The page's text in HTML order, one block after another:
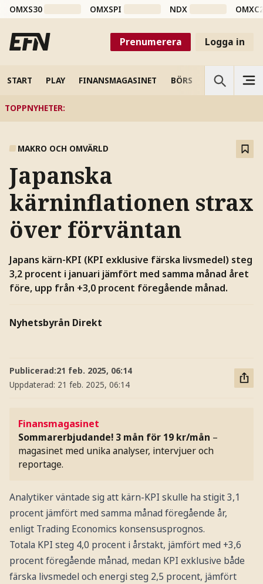
OMXS30 OMXSPI NDX
Prenumerera Logga in
START PLAY FINANSMAGASINET BÖRS VETENSKAP
TOPPNYHETER:
MAKRO OCH OMVÄRLD
Japanska
kärninflationen strax
över förväntan
Japans kärn-KPI (KPI exklusive färska livsmedel) steg
3,2 procent i januari jämfört med samma månad året
före, upp från +3,0 procent föregående månad.
Nyhetsbyrån Direkt
Publicerad:21 feb. 2025, 06:14
Uppdaterad: 21 feb. 2025, 06:14
Finansmagasinet
Sommarerbjudande! 3 mån för 19 kr/mån –
magasinet med unika analyser, intervjuer och
reportage.
Analytiker väntade sig att kärn-KPI skulle ha stigit 3,1
procent jämfört med samma månad föregående år,
enligt Trading Economics konsensusprognos.
Totala KPI steg 4,0 procent i årstakt, jämfört med +3,6
procent föregående månad, medan KPI exklusive både
färska livsmedel och energi steg 2,5 procent, jämfört